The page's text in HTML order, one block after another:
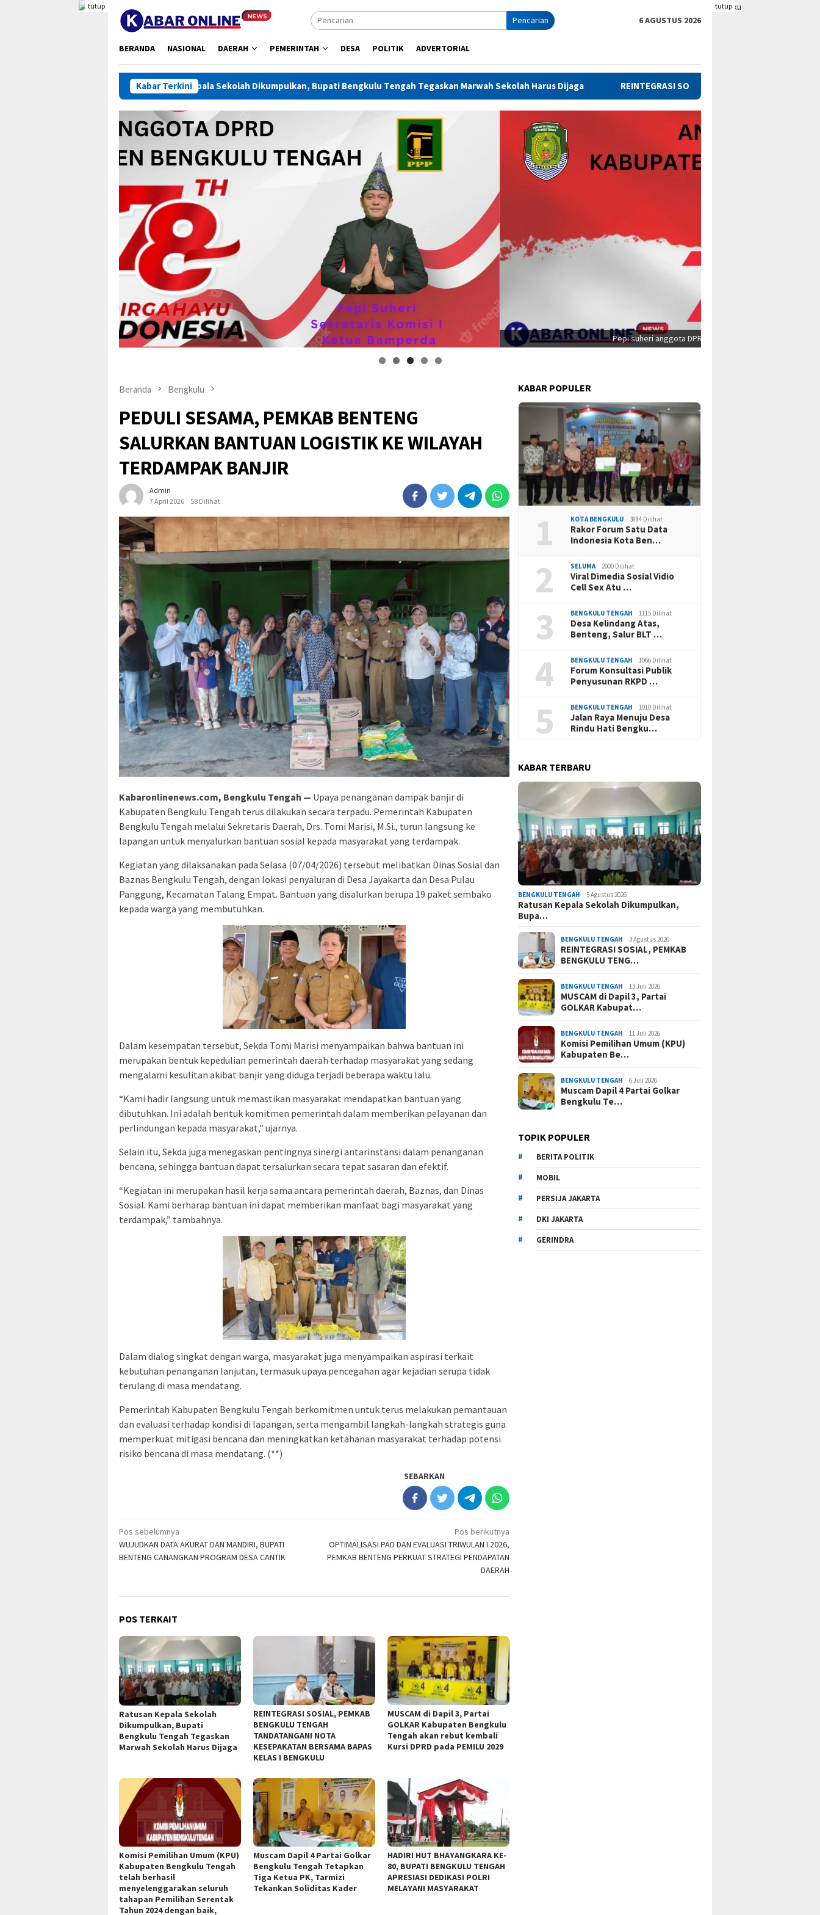
konten
tutup tutup
Pencarian 6 AGUSTUS 2026
BERANDA NASIONAL DAERAH PEMERINTAH DESA POLITIK ADVERTORIAL
Kabar Terkini
Ratusan Kepala Sekolah Dikumpulkan, Bupati Bengkulu Tengah Tegaskan Marwah Sekolah Harus Dijaga REINTEGRASI SOSIAL, PEMKAB BENGKULU TENGAH TANDATANGANI
Pepi suheri anggota DPRD kabupaten bengkulu tengah mengucapkan selamat kemerdekaan ke 78
Beranda Bengkulu
PEDULI SESAMA, PEMKAB BENTENG
SALURKAN BANTUAN LOGISTIK KE WILAYAH
TERDAMPAK BANJIR
Admin
7 April 2026
58 Dilihat
Kabaronlinenews.com, Bengkulu Tengah — Upaya penanganan dampak banjir di
Kabupaten Bengkulu Tengah terus dilakukan secara terpadu. Pemerintah Kabupaten
Bengkulu Tengah melalui Sekretaris Daerah, Drs. Tomi Marisi, M.Si., turun langsung ke
lapangan untuk menyalurkan bantuan sosial kepada masyarakat yang terdampak.
Kegiatan yang dilaksanakan pada Selasa (07/04/2026) tersebut melibatkan Dinas Sosial dan
Baznas Bengkulu Tengah, dengan lokasi penyaluran di Desa Jayakarta dan Desa Pulau
Panggung, Kecamatan Talang Empat. Bantuan yang disalurkan berupa 19 paket sembako
kepada warga yang membutuhkan.
Dalam kesempatan tersebut, Sekda Tomi Marisi menyampaikan bahwa bantuan ini
merupakan bentuk kepedulian pemerintah daerah terhadap masyarakat yang sedang
mengalami kesulitan akibat banjir yang diduga terjadi beberapa waktu lalu.
“Kami hadir langsung untuk memastikan masyarakat mendapatkan bantuan yang
dibutuhkan. Ini adalah bentuk komitmen pemerintah dalam memberikan pelayanan dan
perlindungan kepada masyarakat,” ujarnya.
Selain itu, Sekda juga menegaskan pentingnya sinergi antarinstansi dalam penanganan
bencana, sehingga bantuan dapat tersalurkan secara tepat sasaran dan efektif.
“Kegiatan ini merupakan hasil kerja sama antara pemerintah daerah, Baznas, dan Dinas
Sosial. Kami berharap bantuan ini dapat memberikan manfaat bagi masyarakat yang
terdampak,” tambahnya.
Dalam dialog singkat dengan warga, masyarakat juga menyampaikan aspirasi terkait
kebutuhan penanganan lanjutan, termasuk upaya pencegahan agar kejadian serupa tidak
terulang di masa mendatang.
Pemerintah Kabupaten Bengkulu Tengah berkomitmen untuk terus melakukan pemantauan
dan evaluasi terhadap kondisi di lapangan, serta mengambil langkah-langkah strategis guna
memperkuat mitigasi bencana dan meningkatkan ketahanan masyarakat terhadap potensi
risiko bencana di masa mendatang. (**)
SEBARKAN
Navigasi
pos
Pos sebelumnya
WUJUDKAN DATA AKURAT DAN MANDIRI, BUPATI
BENTENG CANANGKAN PROGRAM DESA CANTIK
Pos berikutnya
OPTIMALISASI PAD DAN EVALUASI TRIWULAN I 2026,
PEMKAB BENTENG PERKUAT STRATEGI PENDAPATAN
DAERAH
POS TERKAIT
Ratusan Kepala Sekolah
Dikumpulkan, Bupati
Bengkulu Tengah Tegaskan
Marwah Sekolah Harus Dijaga
REINTEGRASI SOSIAL, PEMKAB
BENGKULU TENGAH
TANDATANGANI NOTA
KESEPAKATAN BERSAMA BAPAS
KELAS I BENGKULU
MUSCAM di Dapil 3, Partai
GOLKAR Kabupaten Bengkulu
Tengah akan rebut kembali
Kursi DPRD pada PEMILU 2029
Komisi Pemilihan Umum (KPU)
Kabupaten Bengkulu Tengah
telah berhasil
menyelenggarakan seluruh
tahapan Pemilihan Serentak
Tahun 2024 dengan baik,
Muscam Dapil 4 Partai Golkar
Bengkulu Tengah Tetapkan
Tiga Ketua PK, Tarmizi
Tekankan Soliditas Kader
HADIRI HUT BHAYANGKARA KE-
80, BUPATI BENGKULU TENGAH
APRESIASI DEDIKASI POLRI
MELAYANI MASYARAKAT
KABAR POPULER
1 KOTA BENGKULU 3884 Dilihat
Rakor Forum Satu Data
Indonesia Kota Ben…
2 SELUMA 2000 Dilihat
Viral Dimedia Sosial Vidio
Cell Sex Atu …
3 BENGKULU TENGAH 1115 Dilihat
Desa Kelindang Atas,
Benteng, Salur BLT …
4 BENGKULU TENGAH 1066 Dilihat
Forum Konsultasi Publik
Penyusunan RKPD …
5 BENGKULU TENGAH 1010 Dilihat
Jalan Raya Menuju Desa
Rindu Hati Bengku…
KABAR TERBARU
BENGKULU TENGAH 5 Agustus 2026
Ratusan Kepala Sekolah Dikumpulkan,
Bupa…
BENGKULU TENGAH 3 Agustus 2026
REINTEGRASI SOSIAL, PEMKAB
BENGKULU TENG…
BENGKULU TENGAH 13 Juli 2026
MUSCAM di Dapil 3, Partai
GOLKAR Kabupat…
BENGKULU TENGAH 11 Juli 2026
Komisi Pemilihan Umum (KPU)
Kabupaten Be…
BENGKULU TENGAH 6 Juli 2026
Muscam Dapil 4 Partai Golkar
Bengkulu Te…
TOPIK POPULER
BERITA POLITIK
MOBIL
PERSIJA JAKARTA
DKI JAKARTA
GERINDRA